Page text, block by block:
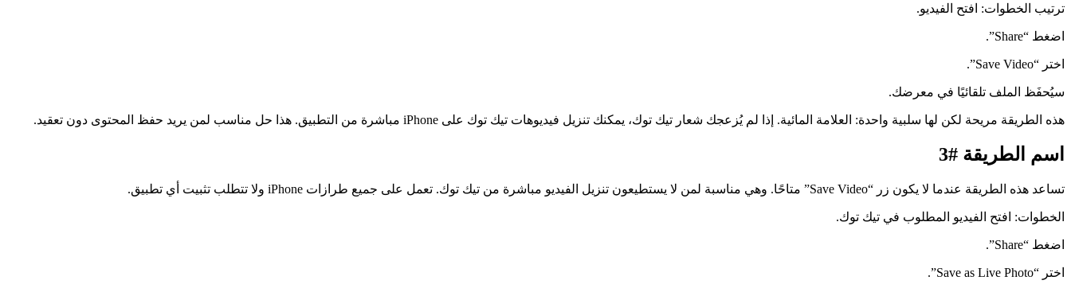
ترتيب الخطوات: افتح الفيديو.
اضغط “Share”.
اختر “Save Video”.
سيُحفَظ الملف تلقائيًا في معرضك.
هذه الطريقة مريحة لكن لها سلبية واحدة: العلامة المائية. إذا لم يُزعجك شعار تيك توك، يمكنك تنزيل فيديوهات تيك توك على iPhone مباشرة من التطبيق. هذا حل مناسب لمن يريد حفظ المحتوى دون تعقيد.
اسم الطريقة #3
تساعد هذه الطريقة عندما لا يكون زر “Save Video” متاحًا. وهي مناسبة لمن لا يستطيعون تنزيل الفيديو مباشرة من تيك توك. تعمل على جميع طرازات iPhone ولا تتطلب تثبيت أي تطبيق.
الخطوات: افتح الفيديو المطلوب في تيك توك.
اضغط “Share”.
اختر “Save as Live Photo”.